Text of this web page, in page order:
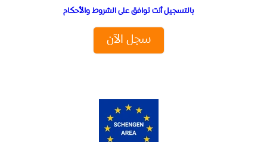
بالتسجيل أنت توافق على الشروط والأحكام
سجل الآن